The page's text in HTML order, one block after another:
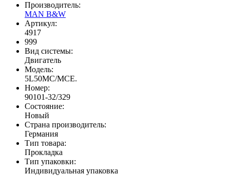
Производитель:
MAN B&W
Артикул:
4917
999
Вид системы:
Двигатель
Модель:
5L50MC/MCE.
Номер:
90101-32/329
Состояние:
Новый
Страна производитель:
Германия
Тип товара:
Прокладка
Тип упаковки:
Индивидуальная упаковка